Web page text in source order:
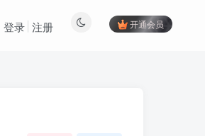
开通会员
登录 注册